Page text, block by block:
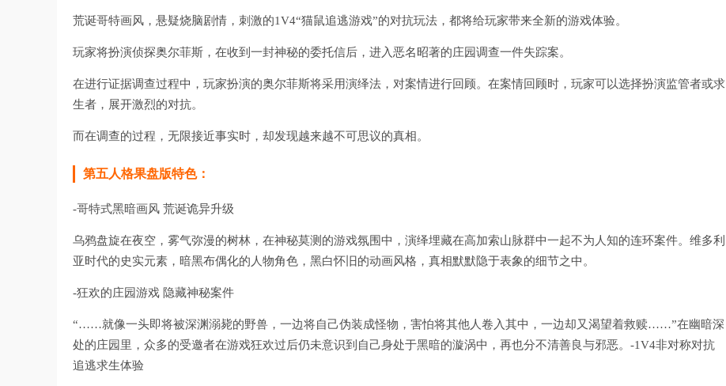
荒诞哥特画风，悬疑烧脑剧情，刺激的1V4“猫鼠追逃游戏”的对抗玩法，都将给玩家带来全新的游戏体验。
玩家将扮演侦探奥尔菲斯，在收到一封神秘的委托信后，进入恶名昭著的庄园调查一件失踪案。
在进行证据调查过程中，玩家扮演的奥尔菲斯将采用演绎法，对案情进行回顾。在案情回顾时，玩家可以选择扮演监管者或求
生者，展开激烈的对抗。
而在调查的过程，无限接近事实时，却发现越来越不可思议的真相。
第五人格果盘版特色：
-哥特式黑暗画风 荒诞诡异升级
乌鸦盘旋在夜空，雾气弥漫的树林，在神秘莫测的游戏氛围中，演绎埋藏在高加索山脉群中一起不为人知的连环案件。维多利
亚时代的史实元素，暗黑布偶化的人物角色，黑白怀旧的动画风格，真相默默隐于表象的细节之中。
-狂欢的庄园游戏 隐藏神秘案件
“……就像一头即将被深渊溺毙的野兽，一边将自己伪装成怪物，害怕将其他人卷入其中，一边却又渴望着救赎……”在幽暗深
处的庄园里，众多的受邀者在游戏狂欢过后仍未意识到自己身处于黑暗的漩涡中，再也分不清善良与邪恶。-1V4非对称对抗
追逃求生体验